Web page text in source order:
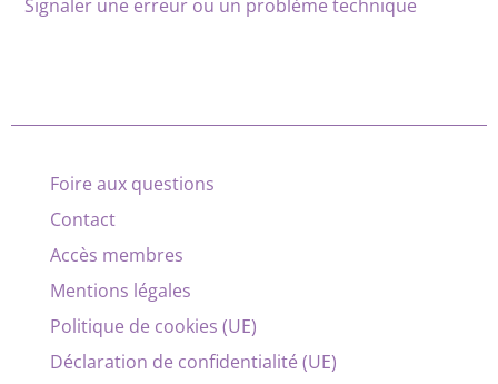
Signaler une erreur ou un problème technique
Foire aux questions
Contact
Accès membres
Mentions légales
Politique de cookies (UE)
Déclaration de confidentialité (UE)